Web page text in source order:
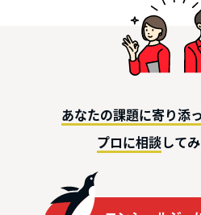
あなたの課題に寄り添
プロに相談して